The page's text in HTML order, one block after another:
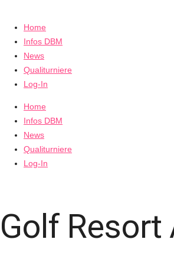
Home
Infos DBM
News
Qualiturniere
Log-In
Home
Infos DBM
News
Qualiturniere
Log-In
Golf